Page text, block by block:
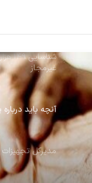
غیرمجاز
آنچه باید
مدیرکل